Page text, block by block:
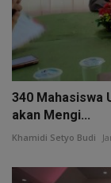
340 Mahasiswa
akan Mengi...
Khamidi Setyo Budi